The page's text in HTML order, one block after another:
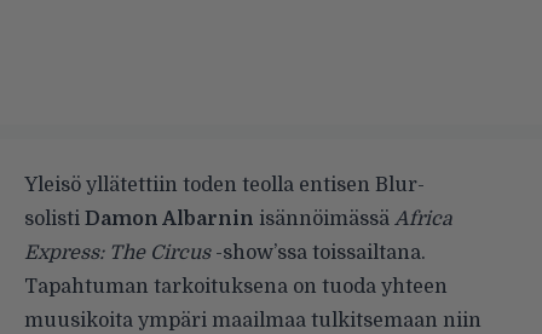
Yleisö yllätettiin toden teolla entisen Blur-
solisti Damon Albarnin isännöimässä Africa
Express: The Circus-show’ssa toissailtana.
Tapahtuman tarkoituksena on tuoda yhteen
muusikoita ympäri maailmaa tulkitsemaan niin